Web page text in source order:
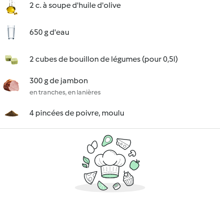
2 c. à soupe d'huile d'olive
650 g d'eau
2 cubes de bouillon de légumes (pour 0,5l)
300 g de jambon
en tranches, en lanières
4 pincées de poivre, moulu